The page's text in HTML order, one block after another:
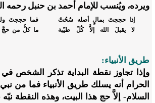
ويرده، ويُنسب للإمام أحمد بن حنبل رحمه
إذا حججتَ بمالٍ أصله سُحُتٌ
فما حججتَ
لا يقبلَ الله إلاَّ كُلّ طيّبة
ما كلُّ من حجَّ
طريق الأنبياء:
وإذا تجاوز نقطة البداية تذكر الشخص
الحرام أنه يسلك طريق الأنبياء فما من
السلام- إلاَّ حج هذا البيت، وهذه النقطة